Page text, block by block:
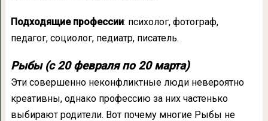
Подходящие профессии: психолог, фотограф,
педагог, социолог, педиатр, писатель.
Рыбы (с 20 февраля по 20 марта)
Эти совершенно неконфликтные люди невероятно
креативны, однако профессию за них частенько
выбирают родители. Вот почему многие Рыбы не